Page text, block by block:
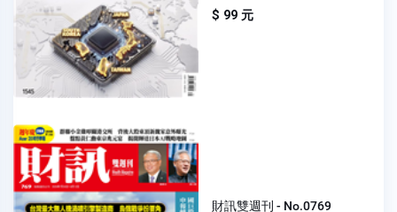
$ 99 元
財訊雙週刊 - No.0769